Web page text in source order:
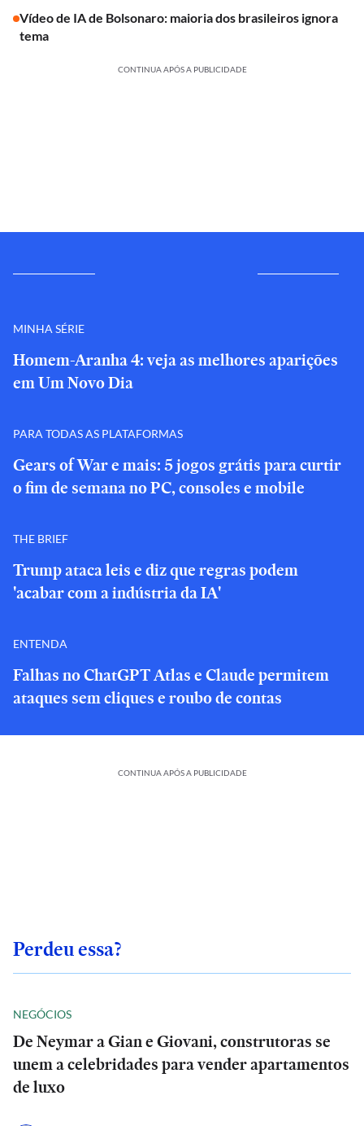
Vídeo de IA de Bolsonaro: maioria dos brasileiros ignora
tema
CONTINUA APÓS A PUBLICIDADE
MINHA SÉRIE
Homem-Aranha 4: veja as melhores aparições
em Um Novo Dia
PARA TODAS AS PLATAFORMAS
Gears of War e mais: 5 jogos grátis para curtir
o fim de semana no PC, consoles e mobile
THE BRIEF
Trump ataca leis e diz que regras podem
'acabar com a indústria da IA'
ENTENDA
Falhas no ChatGPT Atlas e Claude permitem
ataques sem cliques e roubo de contas
CONTINUA APÓS A PUBLICIDADE
Perdeu essa?
NEGÓCIOS
De Neymar a Gian e Giovani, construtoras se
unem a celebridades para vender apartamentos
de luxo